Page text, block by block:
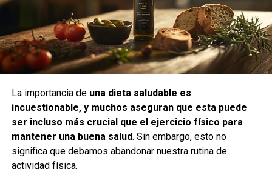
La importancia de una dieta saludable es
incuestionable, y muchos aseguran que esta puede
ser incluso más crucial que el ejercicio físico para
mantener una buena salud. Sin embargo, esto no
significa que debamos abandonar nuestra rutina de
actividad física.